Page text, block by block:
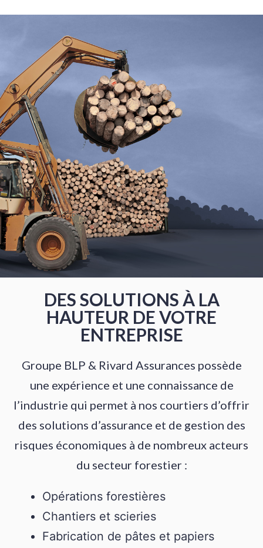
DES SOLUTIONS À LA
HAUTEUR DE VOTRE
ENTREPRISE
Groupe BLP & Rivard Assurances possède
une expérience et une connaissance de
l’industrie qui permet à nos courtiers d’offrir
des solutions d’assurance et de gestion des
risques économiques à de nombreux acteurs
du secteur forestier :
Opérations forestières
Chantiers et scieries
Fabrication de pâtes et papiers